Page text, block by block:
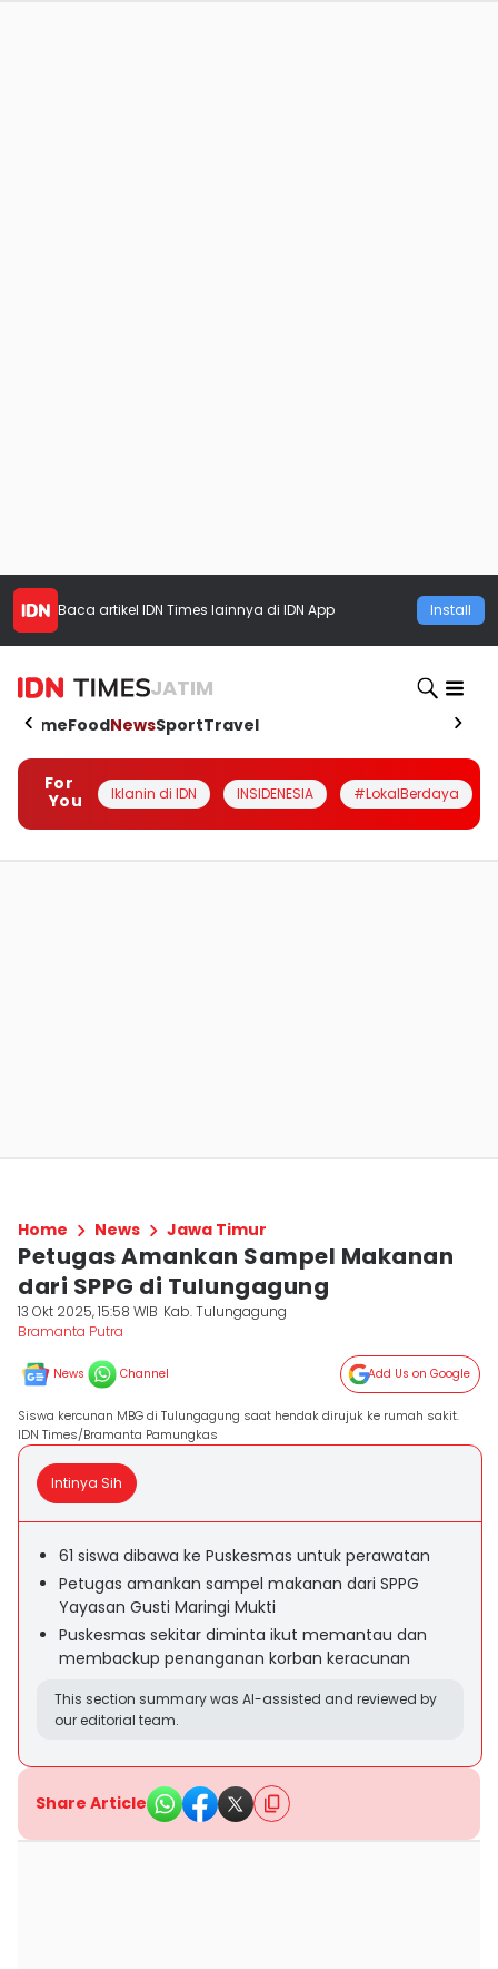
Baca artikel IDN Times lainnya di IDN App Install
JATIM
HomeFoodNewsSportTravel
For
You
Iklanin di IDN INSIDENESIA #LokalBerdaya
Home News Jawa Timur
Petugas Amankan Sampel Makanan
dari SPPG di Tulungagung
13 Okt 2025, 15:58 WIB Kab. Tulungagung
Bramanta Putra
News Channel Add Us on Google
Siswa kercunan MBG di Tulungagung saat hendak dirujuk ke rumah sakit.
IDN Times/Bramanta Pamungkas
Intinya Sih
61 siswa dibawa ke Puskesmas untuk perawatan
Petugas amankan sampel makanan dari SPPG
Yayasan Gusti Maringi Mukti
Puskesmas sekitar diminta ikut memantau dan
membackup penanganan korban keracunan
This section summary was AI-assisted and reviewed by
our editorial team.
Share Article